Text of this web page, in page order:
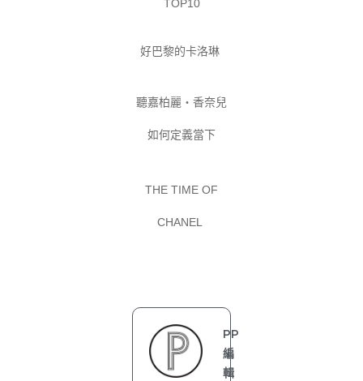
TOP10
好巴黎的卡洛琳
聽嘉柏麗・香奈兒
如何定義當下
THE TIME OF
CHANEL
PP
編
輯